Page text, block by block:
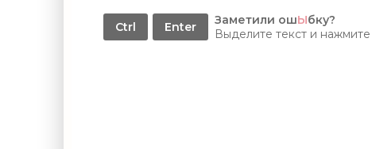
Ctrl Enter Заметили ошЫбку?
Выделите текст и нажмите